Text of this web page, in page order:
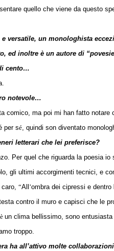
quello che viene da questo
versatile, un monologhista
ed inoltre è un autore di
cento…
notevole…
comico, ma poi mi han fatto notare
per sé , quindi son diventato
letterari che lei preferisce?
Per quel che riguarda la poesia
gli ultimi accorgimenti tecnici, e
“All ’ombra dei cipressi e dentro l
contro il muro e capisci che le
un clima bellissimo, sono
troppo.
ha all’attivo molte